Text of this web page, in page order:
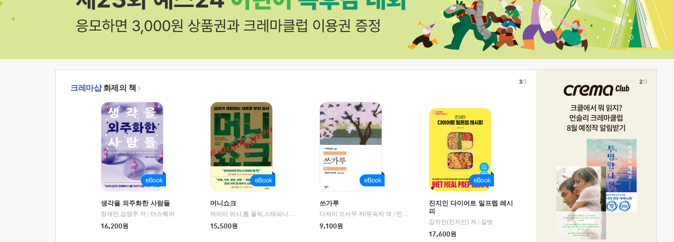
크레마샵화제의 책
생각을 외주화한 사람들
정재민,김영주 저
더스퀘어
16,200원
머니쇼크
제이미 러시,톰 올릭,스테파니 플랜더스 편저/임경은 역/박정호 감수 |
교보문고
15,500원
쓰가루
다자이 오사무 저/유숙자 역
민음사
9,100원
진지인 다이어트 밀프렙 레시
피
김지인(진지인) 저
길벗
17,600원
3/3 2/3